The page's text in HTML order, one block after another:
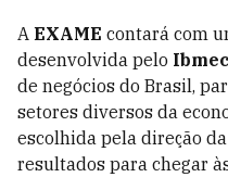
A EXAME contará com
desenvolvida pelo Ibmec
de negócios do Brasil,
setores diversos da
escolhida pela direção da
resultados para chegar